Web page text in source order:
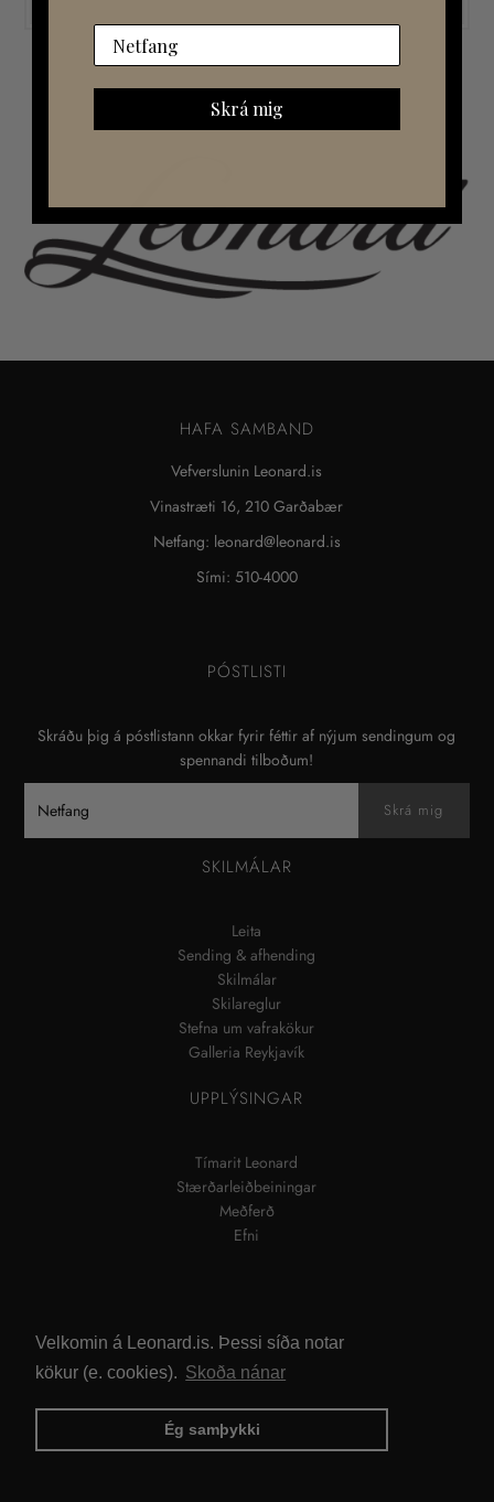
Velkomin á Leonard.is. Þessi síða notar
kökur (e. cookies). Skoða nánar
Ég samþykki
HAFA SAMBAND
Vefverslunin Leonard.is
Vinastræti 16, 210 Garðabær
Netfang: leonard@leonard.is
Sími: 510-4000
PÓSTLISTI
Skráðu þig á póstlistann okkar fyrir féttir af nýjum sendingum og
spennandi tilboðum!
SKILMÁLAR
Leita
Sending & afhending
Skilmálar
Skilareglur
Stefna um vafrakökur
Galleria Reykjavík
UPPLÝSINGAR
Tímarit Leonard
Stærðarleiðbeiningar
Meðferð
Efni
ALLUR RÉTTUR ÁSKILINN © 2026LEONARD
Skrá mig